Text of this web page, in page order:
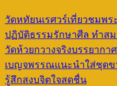
วัดหทัยนเรศวร์เที่ยวชมพ
ปฏิบัติธรรมรักษาศีล ทำส
วัดห้วยกวางจริงบรรยาก
เบญจพรรณแนะนำใส่ชุดข
รู้สึกสงบจิตใจสดชื่น